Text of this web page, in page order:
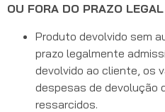
OU FORA DO PRAZO LEGAL
Produto devolvido sem
prazo legalmente
devolvido ao cliente, os
despesas de devolução
ressarcidos.